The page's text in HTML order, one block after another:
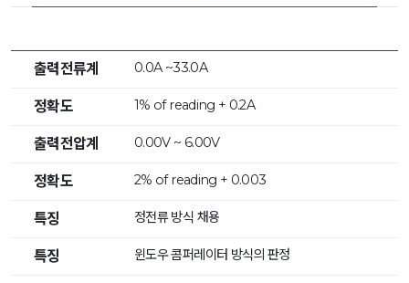
출력전류계 0.0A ~33.0A
정확도 1% of reading + 0.2A
출력전압계 0.00V ~ 6.00V
정확도 2% of reading + 0.003
특징 정전류 방식 채용
특징 윈도우 콤퍼레이터 방식의 판정